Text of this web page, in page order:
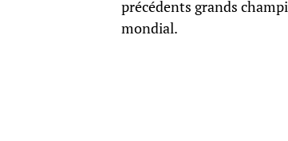
précédents grands
mondial.